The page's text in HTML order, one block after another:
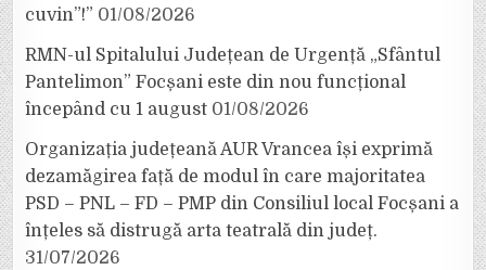
cuvin”!” 01/08/2026
RMN-ul Spitalului Județean de Urgență „Sfântul
Pantelimon” Focșani este din nou funcțional
începând cu 1 august 01/08/2026
Organizația județeană AUR Vrancea își exprimă
dezamăgirea față de modul în care majoritatea
PSD – PNL – FD – PMP din Consiliul local Focșani a
înțeles să distrugă arta teatrală din județ.
31/07/2026